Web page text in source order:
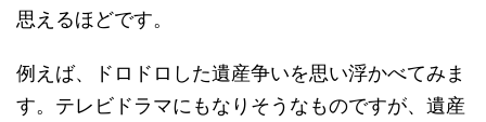
思えるほどです。
例えば、ドロドロした遺産争いを思い浮かべてみま
す。テレビドラマにもなりそうなものですが、遺産